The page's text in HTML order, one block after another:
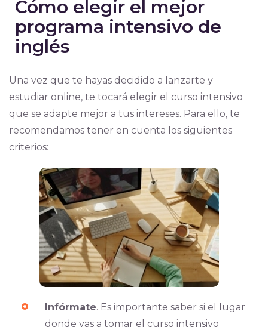
Cómo elegir el mejor
programa intensivo de
inglés
Una vez que te hayas decidido a lanzarte y
estudiar online, te tocará elegir el curso intensivo
que se adapte mejor a tus intereses. Para ello, te
recomendamos tener en cuenta los siguientes
criterios:
Infórmate. Es importante saber si el lugar
donde vas a tomar el curso intensivo